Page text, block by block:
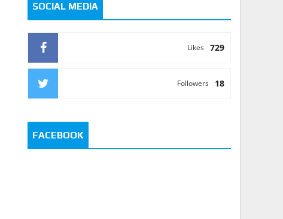
SOCIAL MEDIA
729
Likes
18
Followers
FACEBOOK